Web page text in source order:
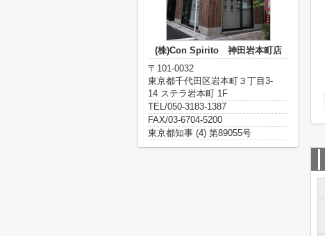
(株)Con Spirito 神田岩本町店
〒101-0032
東京都千代田区岩本町３丁目3-
14 ステラ岩本町 1F
TEL/050-3183-1387
FAX/03-6704-5200
東京都知事 (4) 第89055号